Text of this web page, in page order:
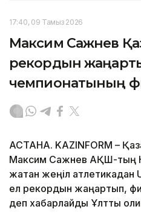
17:40, 09 Тамыз 2026
Максим Сажнев
рекордын
чемпионатының
АСТАНА. KAZINFORM –
Максим Сажнев АҚШ-тың
жатқан жеңіл
ел рекордын жаңартып,
деп хабарлайды Ұлттық